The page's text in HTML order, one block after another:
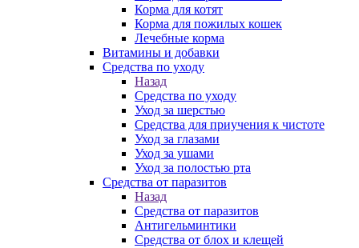
Корма для котят
Корма для пожилых кошек
Лечебные корма
Витамины и добавки
Средства по уходу
Назад
Средства по уходу
Уход за шерстью
Средства для приучения к чистоте
Уход за глазами
Уход за ушами
Уход за полостью рта
Средства от паразитов
Назад
Средства от паразитов
Антигельминтики
Средства от блох и клещей